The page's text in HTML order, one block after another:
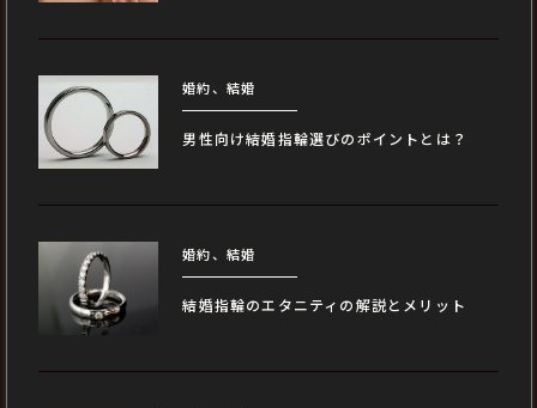
婚約、結婚
男性向け結婚指輪選びのポイントとは？
婚約、結婚
結婚指輪のエタニティの解説とメリット